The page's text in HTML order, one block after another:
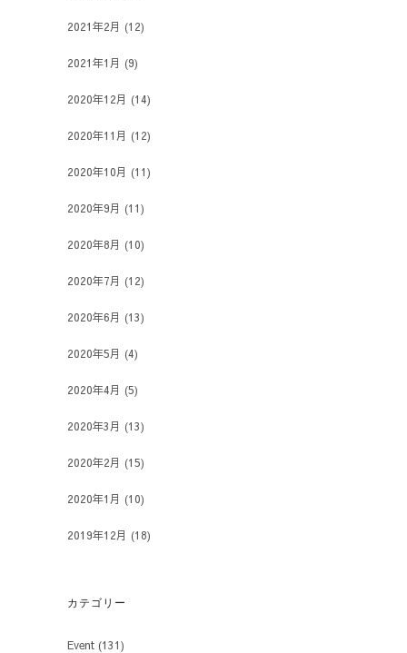
2021年2月 (12)
2021年1月 (9)
2020年12月 (14)
2020年11月 (12)
2020年10月 (11)
2020年9月 (11)
2020年8月 (10)
2020年7月 (12)
2020年6月 (13)
2020年5月 (4)
2020年4月 (5)
2020年3月 (13)
2020年2月 (15)
2020年1月 (10)
2019年12月 (18)
カテゴリー
Event (131)